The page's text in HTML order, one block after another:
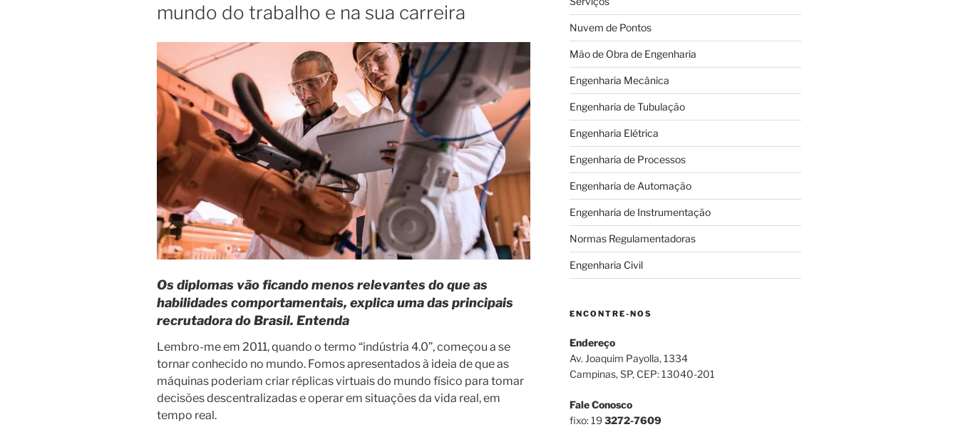
mundo do trabalho e na sua carreira
Os diplomas vão ficando menos relevantes do que as
habilidades comportamentais, explica uma das principais
recrutadora do Brasil. Entenda
Lembro-me em 2011, quando o termo “indústria 4.0”, começou a se
tornar conhecido no mundo. Fomos apresentados à ideia de que as
máquinas poderiam criar réplicas virtuais do mundo físico para tomar
decisões descentralizadas e operar em situações da vida real, em
tempo real.
Nuvem de Pontos
Mão de Obra de Engenharia
Engenharia Mecânica
Engenharia de Tubulação
Engenharia Elétrica
Engenharia de Processos
Engenharia de Automação
Engenharia de Instrumentação
Normas Regulamentadoras
Engenharia Civil
ENCONTRE-NOS
Endereço
Av. Joaquim Payolla, 1334
Campinas, SP, CEP: 13040-201
Fale Conosco
fixo: 193272-7609